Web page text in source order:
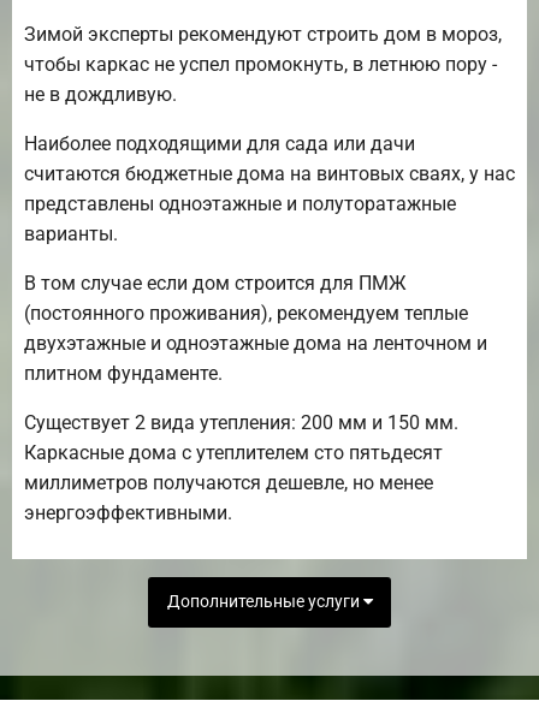
Зимой эксперты рекомендуют строить дом в мороз,
чтобы каркас не успел промокнуть, в летнюю пору -
не в дождливую.
Наиболее подходящими для сада или дачи
считаются бюджетные дома на винтовых сваях, у нас
представлены одноэтажные и полуторатажные
варианты.
В том случае если дом строится для ПМЖ
(постоянного проживания), рекомендуем теплые
двухэтажные и одноэтажные дома на ленточном и
плитном фундаменте.
Существует 2 вида утепления: 200 мм и 150 мм.
Каркасные дома с утеплителем сто пятьдесят
миллиметров получаются дешевле, но менее
энергоэффективными.
Дополнительные услуги